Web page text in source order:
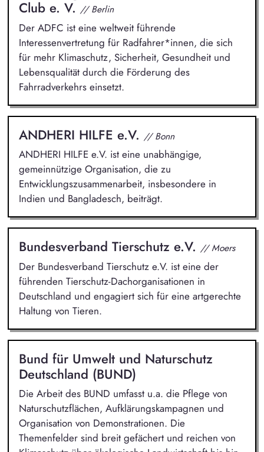
Club e. V. // Berlin
Der ADFC ist eine weltweit führende
Interessenvertretung für Radfahrer*innen, die sich
für mehr Klimaschutz, Sicherheit, Gesundheit und
Lebensqualität durch die Förderung des
Fahrradverkehrs einsetzt.
ANDHERI HILFE e.V. // Bonn
ANDHERI HILFE e.V. ist eine unabhängige,
gemeinnützige Organisation, die zu
Entwicklungszusammenarbeit, insbesondere in
Indien und Bangladesch, beiträgt.
Bundesverband Tierschutz e.V. // Moers
Der Bundesverband Tierschutz e.V. ist eine der
führenden Tierschutz-Dachorganisationen in
Deutschland und engagiert sich für eine artgerechte
Haltung von Tieren.
Bund für Umwelt und Naturschutz
Deutschland (BUND)
Die Arbeit des BUND umfasst u.a. die Pflege von
Naturschutzflächen, Aufklärungskampagnen und
Organisation von Demonstrationen. Die
Themenfelder sind breit gefächert und reichen von